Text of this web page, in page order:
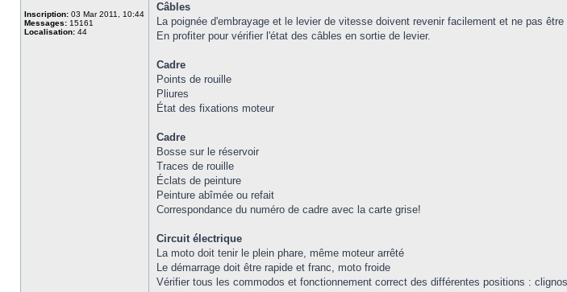
Inscription: 03 Mar 2011, 10:44
Messages: 15161
Localisation: 44
Câbles
La poignée d'embrayage et le levier de vitesse doivent revenir facilement et ne pas être
En profiter pour vérifier l'état des câbles en sortie de levier.
Cadre
Points de rouille
Pliures
État des fixations moteur
Cadre
Bosse sur le réservoir
Traces de rouille
Éclats de peinture
Peinture abîmée ou refait
Correspondance du numéro de cadre avec la carte grise!
Circuit électrique
La moto doit tenir le plein phare, même moteur arrêté
Le démarrage doit être rapide et franc, moto froide
Vérifier tous les commodos et fonctionnement correct des différentes positions :